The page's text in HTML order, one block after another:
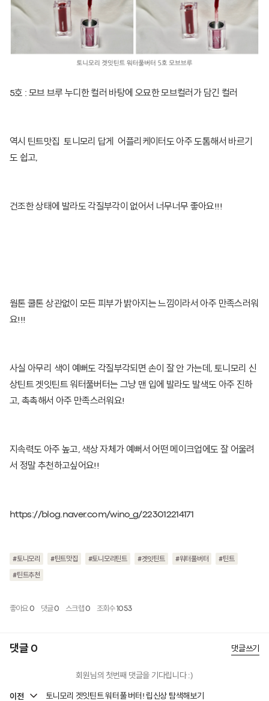
5호 : 모브 브루 누디한 컬러 바탕에 오묘한 모브컬러가 담긴 컬러
역시 틴트맛집 토니모리 답게 어플리케이터도 아주 도톰해서 바르기
도 쉽고,
건조한 상태에 발라도 각질부각이 없어서 너무너무 좋아요!!!
웜톤 쿨톤 상관없이 모든 피부가 밝아지는 느낌이라서 아주 만족스러워
요!!!
사실 아무리 색이 예뻐도 각질부각되면 손이 잘 안 가는데, 토니모리 신
상틴트 겟잇틴트 워터풀버터는 그냥 맨 입에 발라도 발색도 아주 진하
고, 촉촉해서 아주 만족스러워요!
지속력도 아주 높고, 색상 자체가 예뻐서 어떤 메이크업에도 잘 어울려
서 정말 추천하고싶어요!!
https://blog.naver.com/wino_g/223012214171
#토니모리 #틴트맛집 #토니모리틴트 #겟잇틴트 #워터풀버터 #틴트
#틴트추천
좋아요 0 댓글0 스크랩0 조회수1053
댓글 0 댓글쓰기
회원님의 첫번째 댓글을 기다립니다 :)
이전 토니모리 겟잇틴트 워터풀 버터! 립신상 탐색해보기